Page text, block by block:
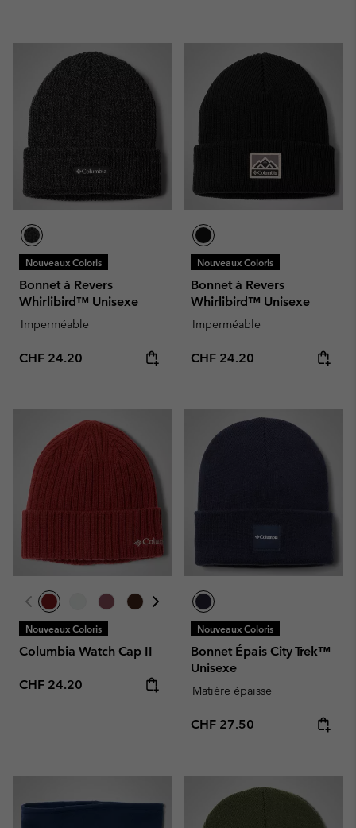
Nouveaux Coloris
Bonnet à Revers
Whirlibird™ Unisexe
Imperméable
Regular price:
CHF 24.20
Nouveaux Coloris
Bonnet à Revers
Whirlibird™ Unisexe
Imperméable
Regular price:
CHF 24.20
Nouveaux Coloris
Columbia Watch Cap II
Regular price:
CHF 24.20
Nouveaux Coloris
Bonnet Épais City Trek™
Unisexe
Matière épaisse
Regular price:
CHF 27.50